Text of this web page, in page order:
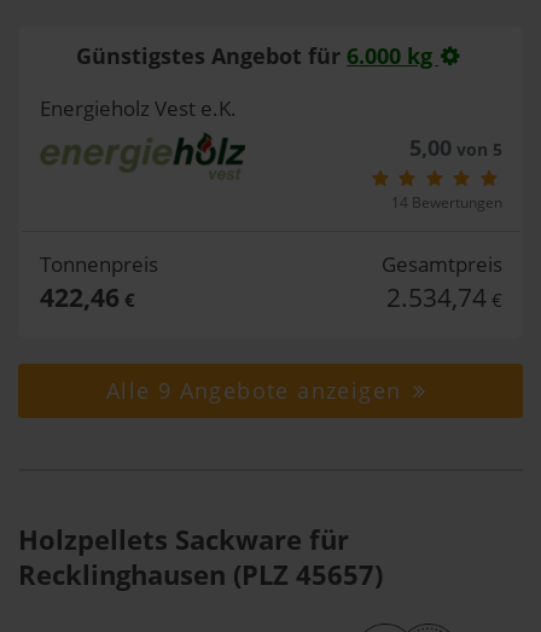
Günstigstes Angebot für 6.000 kg
Energieholz Vest e.K.
5,00 von 5
14 Bewertungen
Tonnenpreis
422,46 €
Gesamtpreis
2.534,74 €
Alle 9 Angebote anzeigen
Holzpellets Sackware für
Recklinghausen (PLZ 45657)